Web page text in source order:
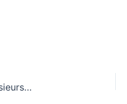
RDC : Rassemblement contre le pouvoir à Kinshasa, plusieurs opposants blessés